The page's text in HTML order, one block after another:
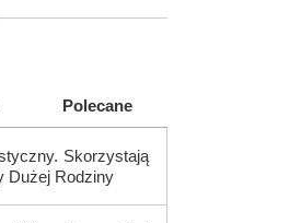
Polecane
Skorzystają
Dużej Rodziny